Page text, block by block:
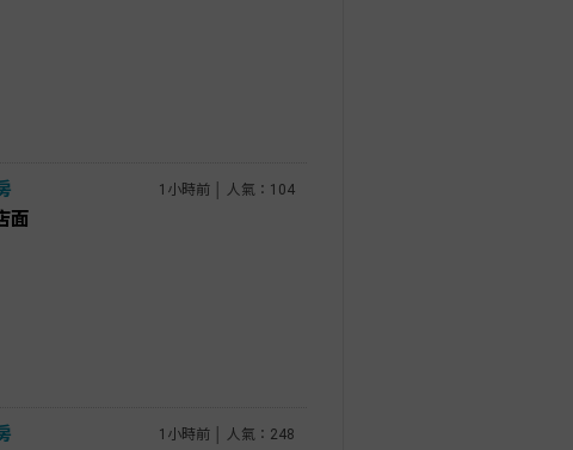
1小時前 │ 人氣：104
面
1小時前 │ 人氣：248